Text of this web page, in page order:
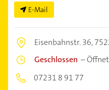
E-Mail
Eisenbahnstr. 36,
Geschlossen –
07231 8 91 77